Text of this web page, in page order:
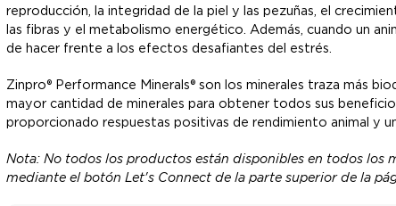
reproducción, la integridad de la piel y las pezuñas, el
las fibras y el metabolismo energético. Además, cuando un
de hacer frente a los efectos desafiantes del estrés.
Zinpro® Performance Minerals® son los minerales traza más
mayor cantidad de minerales para obtener todos sus
proporcionado respuestas positivas de rendimiento animal y
Nota: No todos los productos están disponibles en todos los
mediante el botón Let's Connect de la parte superior de la